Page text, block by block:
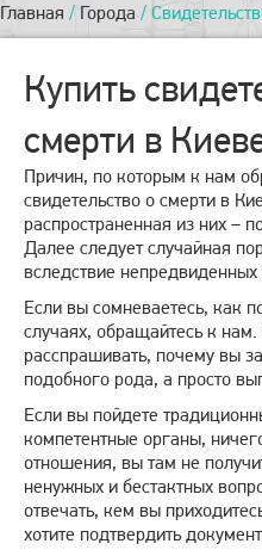
Главная / Города /
Купить
смерти в
Причин, по которым к нам
свидетельство о смерти в
распространенная из них –
Далее следует случайная
вследствие непредвиденных
Если вы сомневаетесь, как
случаях, обращайтесь к
расспрашивать, почему вы
подобного рода, а просто
Если вы пойдете
компетентные органы,
отношения, вы там не
ненужных и бестактных
отвечать, кем вы
хотите подтвердить